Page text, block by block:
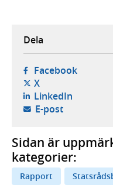
Dela
Facebook-
X- öppnas i ny
LinkedIn- öppnas
E-post- öppnar
Sidan är
kategorier:
Rapport